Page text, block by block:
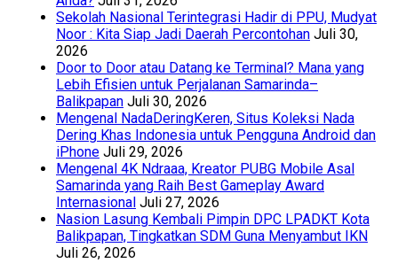
Sekolah Nasional Terintegrasi Hadir di PPU, Mudyat
Noor : Kita Siap Jadi Daerah Percontohan Juli 30,
2026
Door to Door atau Datang ke Terminal? Mana yang
Lebih Efisien untuk Perjalanan Samarinda–
Balikpapan Juli 30, 2026
Mengenal NadaDeringKeren, Situs Koleksi Nada
Dering Khas Indonesia untuk Pengguna Android dan
iPhone Juli 29, 2026
Mengenal 4K Ndraaa, Kreator PUBG Mobile Asal
Samarinda yang Raih Best Gameplay Award
Internasional Juli 27, 2026
Nasion Lasung Kembali Pimpin DPC LPADKT Kota
Balikpapan, Tingkatkan SDM Guna Menyambut IKN
Juli 26, 2026